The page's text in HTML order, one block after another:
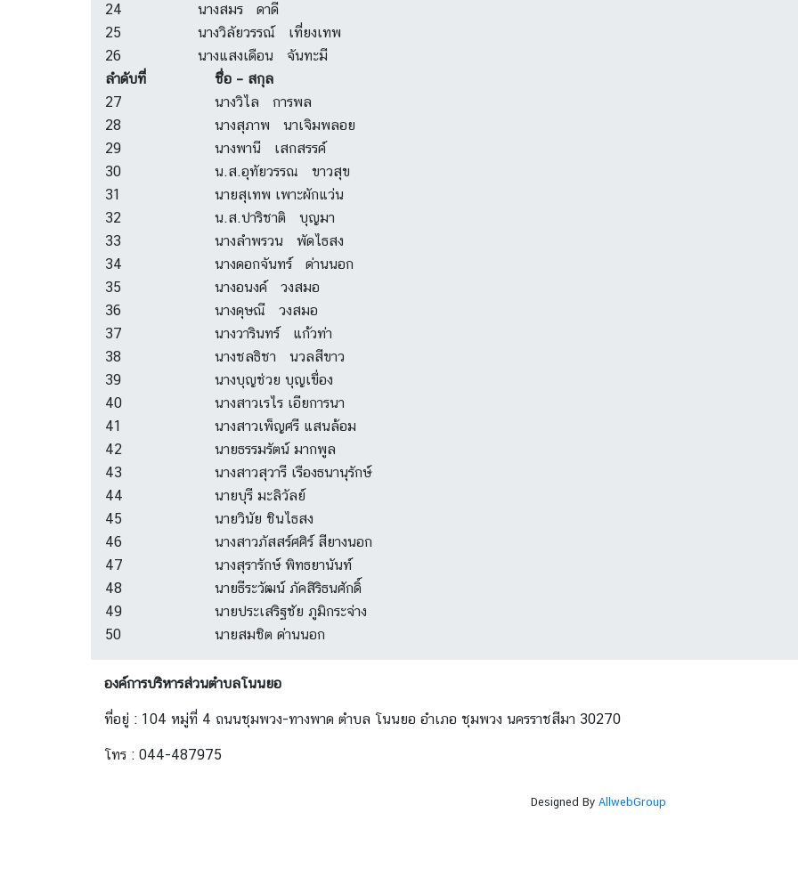
24
นางสมร ดาดี
25
นางวิลัยวรรณ์ เที่ยงเทพ
26
นางแสงเดือน จันทะมี
ลำดับที่
ชื่อ – สกุล
27
นางวิไล การพล
28
นางสุภาพ นาเจิมพลอย
29
นางพานี เสกสรรค์
30
น.ส.อุทัยวรรณ ขาวสุข
31
นายสุเทพ เพาะผักแว่น
32
น.ส.ปาริชาติ บุญมา
33
นางลำพรวน พัดไธสง
34
นางดอกจันทร์ ด่านนอก
35
นางอนงค์ วงสมอ
36
นางดุษณี วงสมอ
37
นางวารินทร์ แก้วท่า
38
นางชลธิชา นวลสีขาว
39
นางบุญช่วย บุญเขื่อง
40
นางสาวเรไร เอียการนา
41
นางสาวเพ็ญศรี แสนล้อม
42
นายธรรมรัตน์ มากพูล
43
นางสาวสุวารี เรืองธนานุรักษ์
44
นายบุรี มะลิวัลย์
45
นายวินัย ชินไธสง
46
นางสาวภัสสร์ศศิร์ สียางนอก
47
นางสุรารักษ์ พิทธยานันท์
48
นายธีระวัฒน์ ภัคสิริธนศักดิ์
49
นายประเสริฐชัย ภูมิกระจ่าง
50
นายสมชิต ด่านนอก
องค์การบริหารส่วนตำบลโนนยอ
ที่อยู่ : 104 หมู่ที่ 4 ถนนชุมพวง-ทางพาด ตำบล โนนยอ อำเภอ ชุมพวง นครราชสีมา 30270
โทร : 044-487975
Designed By AllwebGroup